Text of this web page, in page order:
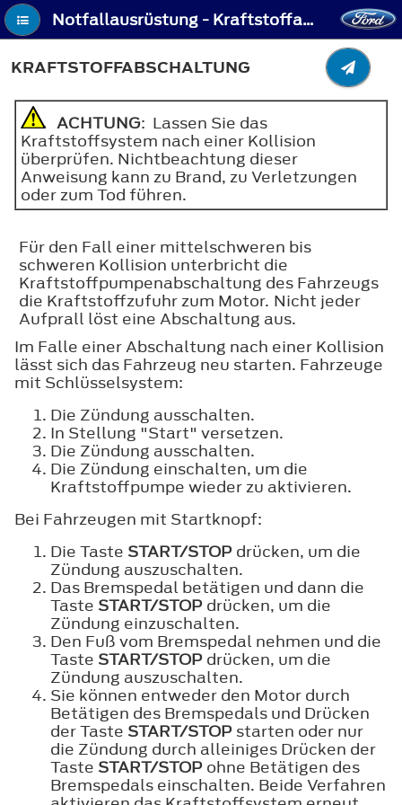
Notfallausrüstung - Kraftstoffabschaltung
KRAFTSTOFFABSCHALTUNG
ACHTUNG: Lassen Sie das
Kraftstoffsystem nach einer Kollision
überprüfen. Nichtbeachtung dieser
Anweisung kann zu Brand, zu Verletzungen
oder zum Tod führen.
Für den Fall einer mittelschweren bis
schweren Kollision unterbricht die
Kraftstoffpumpenabschaltung des Fahrzeugs
die Kraftstoffzufuhr zum Motor. Nicht jeder
Aufprall löst eine Abschaltung aus.
Im Falle einer Abschaltung nach einer Kollision
lässt sich das Fahrzeug neu starten. Fahrzeuge
mit Schlüsselsystem:
Die Zündung ausschalten.
In Stellung "Start" versetzen.
Die Zündung ausschalten.
Die Zündung einschalten, um die
Kraftstoffpumpe wieder zu aktivieren.
Bei Fahrzeugen mit Startknopf:
Die Taste START/STOP drücken, um die
Zündung auszuschalten.
Das Bremspedal betätigen und dann die
Taste START/STOP drücken, um die
Zündung einzuschalten.
Den Fuß vom Bremspedal nehmen und die
Taste START/STOP drücken, um die
Zündung auszuschalten.
Sie können entweder den Motor durch
Betätigen des Bremspedals und Drücken
der Taste START/STOP starten oder nur
die Zündung durch alleiniges Drücken der
Taste START/STOP ohne Betätigen des
Bremspedals einschalten. Beide Verfahren